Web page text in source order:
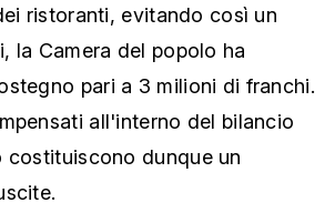
ristoranti, evitando così un
la Camera del popolo ha
pari a 3 milioni di franchi.
all'interno del bilancio
costituiscono dunque un